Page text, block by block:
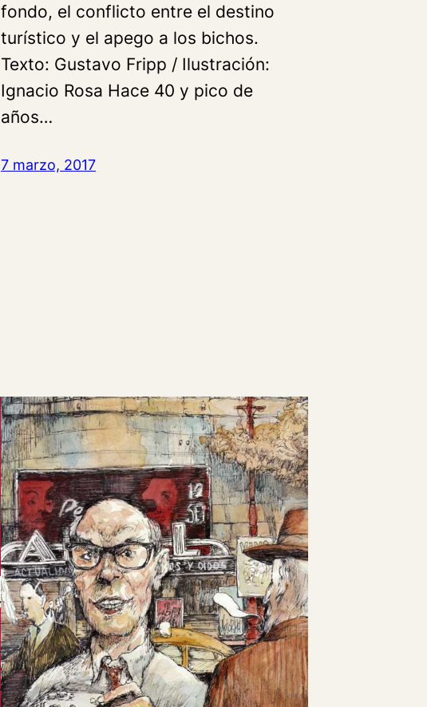
fondo, el conflicto entre el destino
turístico y el apego a los bichos.
Texto: Gustavo Fripp / Ilustración:
Ignacio Rosa Hace 40 y pico de
años…
7 marzo, 2017